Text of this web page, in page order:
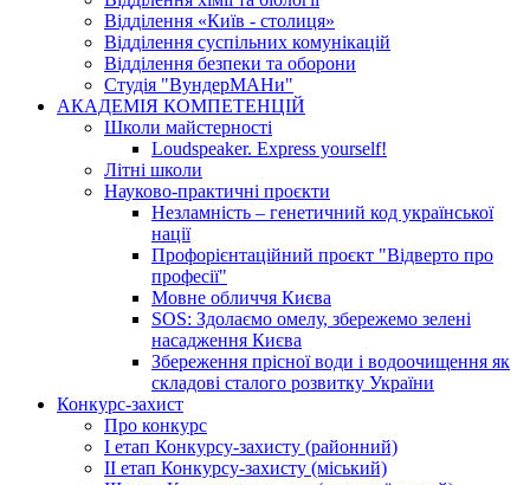
Відділення «Київ - столиця»
Відділення суспільних комунікацій
Відділення безпеки та оборони
Студія "ВундерМАНи"
АКАДЕМІЯ КОМПЕТЕНЦІЙ
Школи майстерності
Loudspeaker. Express yourself!
Літні школи
Науково-практичні проєкти
Незламність – генетичний код української
нації
Профорієнтаційний проєкт "Відверто про
професії"
Мовне обличчя Києва
SOS: Здолаємо омелу, збережемо зелені
насадження Києва
Збереження прісної води і водоочищення як
складові сталого розвитку України
Конкурс-захист
Про конкурс
І етап Конкурсу-захисту (районний)
ІІ етап Конкурсу-захисту (міський)